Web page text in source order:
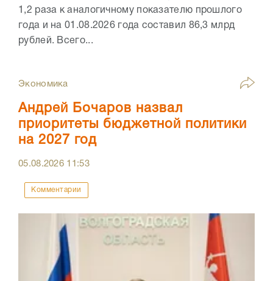
1,2 раза к аналогичному показателю прошлого
года и на 01.08.2026 года составил 86,3 млрд
рублей. Всего...
Экономика
Андрей Бочаров назвал
приоритеты бюджетной политики
на 2027 год
05.08.2026 11:53
Комментарии